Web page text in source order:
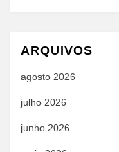
ARQUIVOS
agosto 2026
julho 2026
junho 2026